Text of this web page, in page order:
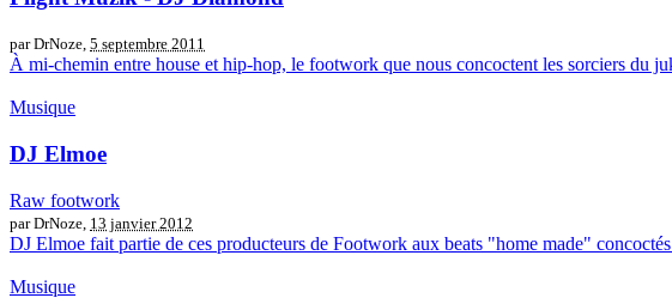
par DrNoze, 5 septembre 2011
À mi-chemin entre house et hip-hop, le footwork que nous concoctent les sorciers du
Musique
DJ Elmoe
Raw footwork
par DrNoze, 13 janvier 2012
DJ Elmoe fait partie de ces producteurs de Footwork aux beats "home made"
Musique